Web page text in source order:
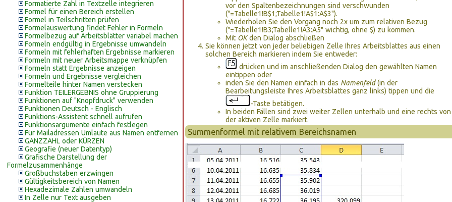
Formatierte Zahl in Textzelle integrieren
Formel für einen Bereich erstellen
Formel in Teilschritten prüfen
Formelauswertung findet Fehler in Formeln
Formelbezug auf Arbeitsblätter variabel machen
Formeln endgültig in Ergebnisse umwandeln
Formeln mit fehlerhaften Ergebnisse markieren
Formeln mit neuer Arbeitsmappe verknüpfen
Formeln statt Ergebnisse anzeigen
Formeln und Ergebnisse vergleichen
Formelteile hinter Namen verstecken
Funktion TEILERGEBNIS ohne Gruppierung
Funktionen auf "Knopfdruck" verwenden
Funktionen Deutsch - Englisch
Funktions-Assistent schnell aufrufen
Funktionsargumente einfach festlegen
Für Mailadressen Umlaute aus Namen entfernen
GANZZAHL oder KÜRZEN
Geografie (neuer Datentyp)
Grafische Darstellung der
Formelzusammenhänge
Großbuchstaben erzwingen
Gültigkeitsbereich von Namen
Hexadezimale Zahlen umwandeln
In Zelle nur Text ausgeben
vor den Spaltenbezeichnungen sind verschwunden
("=Tabelle1!B$1;Tabelle1!A$1:A$3").
Wiederholen Sie den Vorgang noch 2x um zum relativen Bezug
("=Tabelle1!B3;Tabelle1!A3:A5" wichtig, ohne $) zu kommen.
Mit OKden Dialog abschließen
Sie können jetzt von jeder beliebigen Zelle Ihres Arbeitsblattes aus einen
solchen Bereich markieren indem Sie entweder:
drücken und im anschließenden Dialog den gewählten Namen
eintippen oder
inden Sie den Namen einfach in das Namenfeld(in der
Bearbeitungsleiste Ihres Arbeitsblattes ganz links) tippen und die
-Taste betätigen.
In beiden Fällen sind zwei weiter Zellen unterhalb und eine rechts von
der aktiven Zelle markiert.
Summenformel mit relativem Bereichsnamen